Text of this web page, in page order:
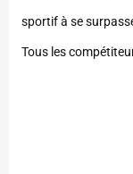
sportif à se
Tous les